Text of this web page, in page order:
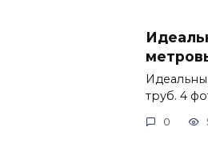
труб. 4
0